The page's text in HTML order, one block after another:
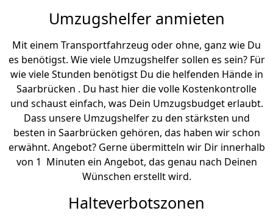
Umzugshelfer anmieten
Mit einem Transportfahrzeug oder ohne, ganz wie Du
es benötigst. Wie viele Umzugshelfer sollen es sein? Für
wie viele Stunden benötigst Du die helfenden Hände in
Saarbrücken . Du hast hier die volle Kostenkontrolle
und schaust einfach, was Dein Umzugsbudget erlaubt.
Dass unsere Umzugshelfer zu den stärksten und
besten in Saarbrücken gehören, das haben wir schon
erwähnt. Angebot? Gerne übermitteln wir Dir innerhalb
von 1 Minuten ein Angebot, das genau nach Deinen
Wünschen erstellt wird.
Halteverbotszonen